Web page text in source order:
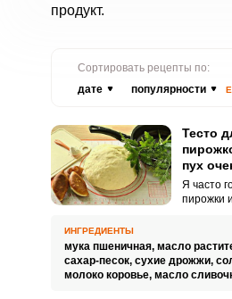
продукт.
Сортировать рецепты по:
дате
популярности
Тесто
пух
Я часто
пирожки
очень
ИНГРЕДИЕНТЫ
мука пшеничная, масло
сахар-песок, сухие дрожжи,
молоко коровье, масло